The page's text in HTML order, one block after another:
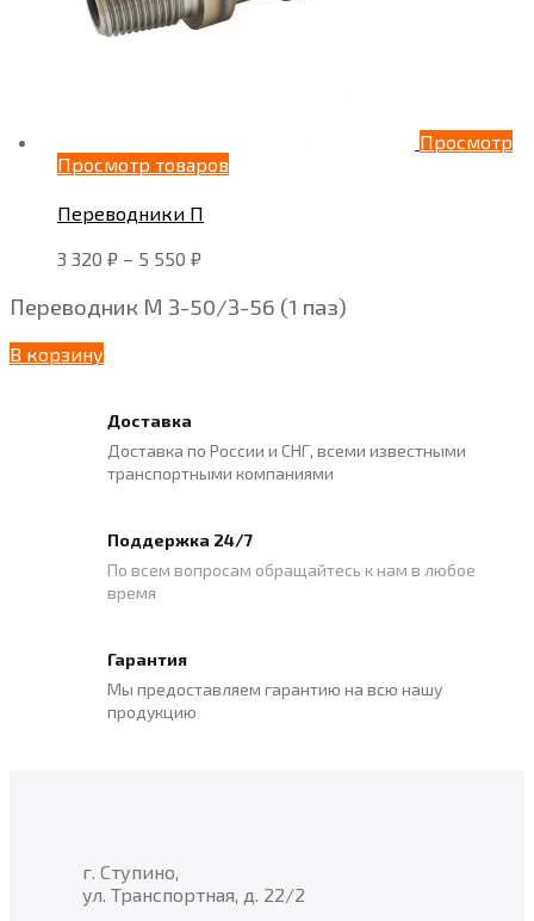
Просмотр
Просмотр товаров
Переводники П
3 320 ₽ – 5 550 ₽
Переводник М З-50/З-56 (1 паз)
В корзину
Доставка
Доставка по России и СНГ, всеми известными
транспортными компаниями
Поддержка 24/7
По всем вопросам обращайтесь к нам в любое
время
Гарантия
Мы предоставляем гарантию на всю нашу
продукцию
г. Ступино,
ул. Транспортная, д. 22/2